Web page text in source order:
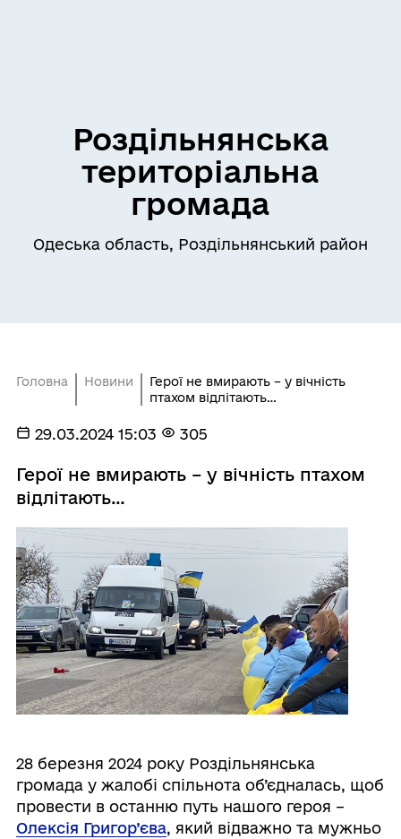
Роздільнянська
територіальна
громада
Одеська область, Роздільнянський район
Головна Новини
Герої не вмирають – у вічність
птахом відлітають…
29.03.2024 15:03 305
Герої не вмирають – у вічність птахом
відлітають…
28 березня 2024 року Роздільнянська
громада у жалобі спільнота об’єдналась, щоб
провести в останню путь нашого героя –
Олексія Григор’єва, який відважно та мужньо